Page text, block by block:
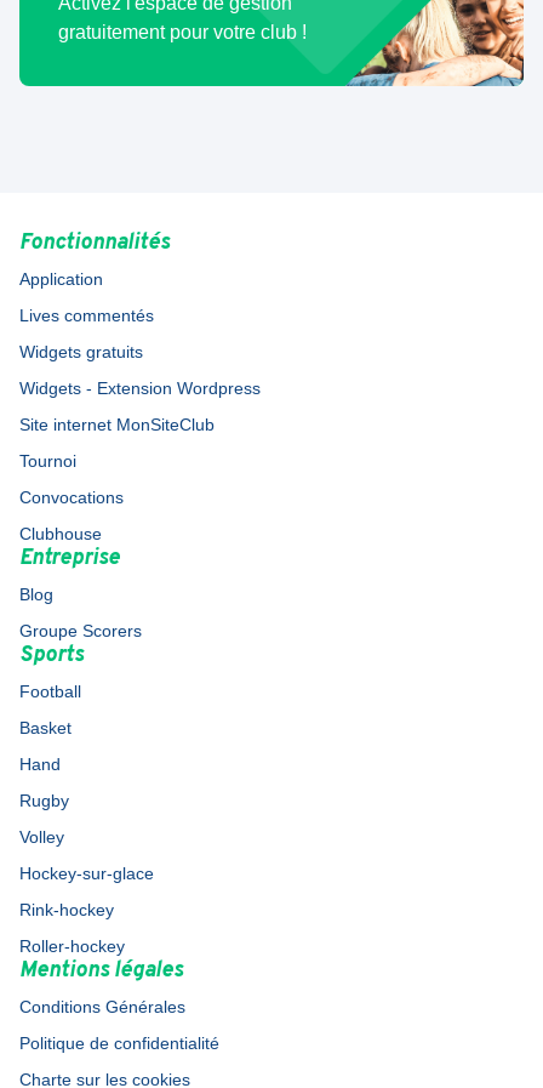
gratuitement pour votre club !
Fonctionnalités
Application
Lives commentés
Widgets gratuits
Widgets - Extension Wordpress
Site internet MonSiteClub
Tournoi
Convocations
Clubhouse
Entreprise
Blog
Groupe Scorers
Sports
Football
Basket
Hand
Rugby
Volley
Hockey-sur-glace
Rink-hockey
Roller-hockey
Mentions légales
Conditions Générales
Politique de confidentialité
Charte sur les cookies